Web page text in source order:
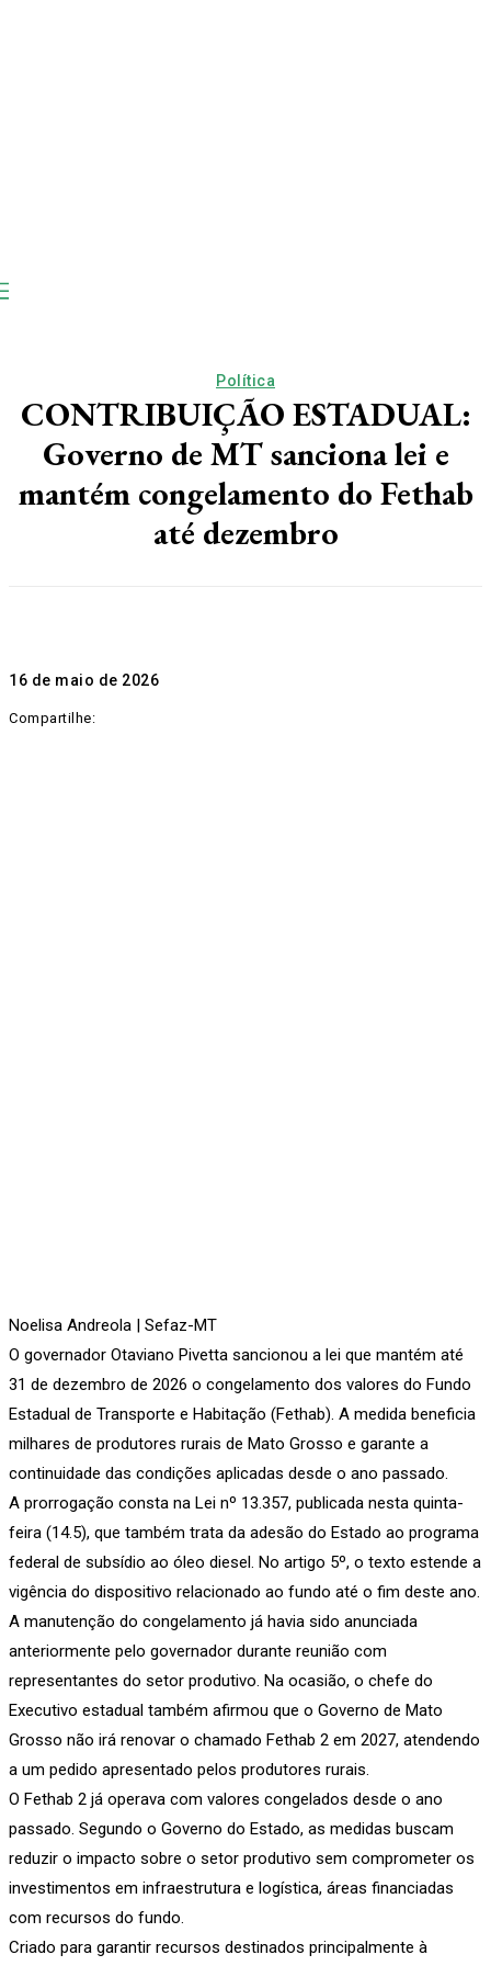
Política
CONTRIBUIÇÃO ESTADUAL:
Governo de MT sanciona lei e
mantém congelamento do Fethab
até dezembro
16 de maio de 2026
Compartilhe:
Noelisa Andreola | Sefaz-MT
O governador Otaviano Pivetta sancionou a lei que mantém até
31 de dezembro de 2026 o congelamento dos valores do Fundo
Estadual de Transporte e Habitação (Fethab). A medida beneficia
milhares de produtores rurais de Mato Grosso e garante a
continuidade das condições aplicadas desde o ano passado.
A prorrogação consta na Lei nº 13.357, publicada nesta quinta-
feira (14.5), que também trata da adesão do Estado ao programa
federal de subsídio ao óleo diesel. No artigo 5º, o texto estende a
vigência do dispositivo relacionado ao fundo até o fim deste ano.
A manutenção do congelamento já havia sido anunciada
anteriormente pelo governador durante reunião com
representantes do setor produtivo. Na ocasião, o chefe do
Executivo estadual também afirmou que o Governo de Mato
Grosso não irá renovar o chamado Fethab 2 em 2027, atendendo
a um pedido apresentado pelos produtores rurais.
O Fethab 2 já operava com valores congelados desde o ano
passado. Segundo o Governo do Estado, as medidas buscam
reduzir o impacto sobre o setor produtivo sem comprometer os
investimentos em infraestrutura e logística, áreas financiadas
com recursos do fundo.
Criado para garantir recursos destinados principalmente à